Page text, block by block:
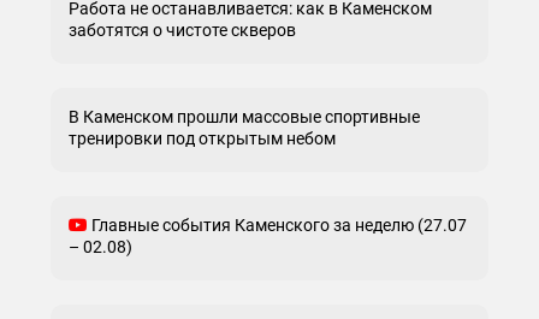
Работа не останавливается: как в Каменском
заботятся о чистоте скверов
В Каменском прошли массовые спортивные
тренировки под открытым небом
Главные события Каменского за неделю (27.07
– 02.08)